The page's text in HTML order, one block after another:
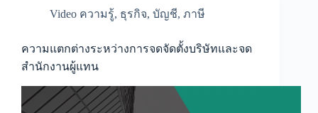
บริษัท
ทำ
ให้
เป็น
ค่า
ใช้
จ่าย
Video ความรู้, ธุรกิจ, บัญชี, ภาษี
ความแตกต่างระหว่างการจดจัดตั้งบริษัทและจด
สำนักงานผู้แทน